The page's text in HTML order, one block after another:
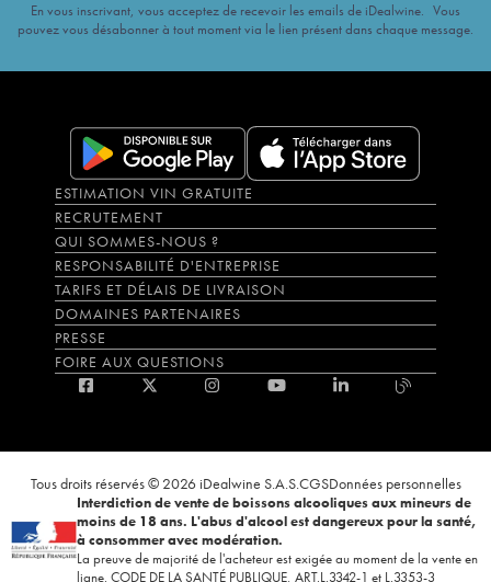
En vous inscrivant, vous acceptez de recevoir les emails de iDealwine. Vous
pouvez vous désabonner à tout moment via le lien présent dans chaque message.
ESTIMATION VIN GRATUITE
RECRUTEMENT
QUI SOMMES-NOUS ?
RESPONSABILITÉ D'ENTREPRISE
TARIFS ET DÉLAIS DE LIVRAISON
DOMAINES PARTENAIRES
PRESSE
FOIRE AUX QUESTIONS
Tous droits réservés © 2026 iDealwine S.A.S.CGSDonnées personnelles
Interdiction de vente de boissons alcooliques aux mineurs de
moins de 18 ans. L'abus d'alcool est dangereux pour la santé,
à consommer avec modération.
La preuve de majorité de l'acheteur est exigée au moment de la vente en
ligne. CODE DE LA SANTÉ PUBLIQUE, ART.L.3342-1 et L.3353-3